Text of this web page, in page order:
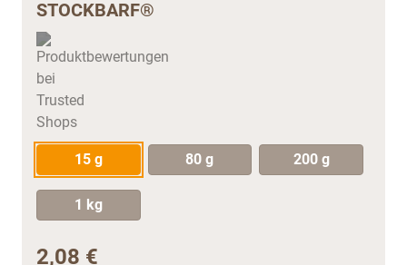
STOCKBARF®
15 g 80 g 200 g
1 kg
2,08 €